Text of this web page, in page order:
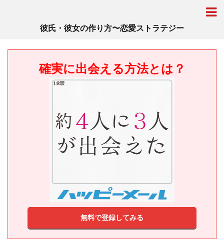
彼氏・彼女の作り方〜恋愛ストラテジー
確実に出会える方法とは？
無料で登録してみる